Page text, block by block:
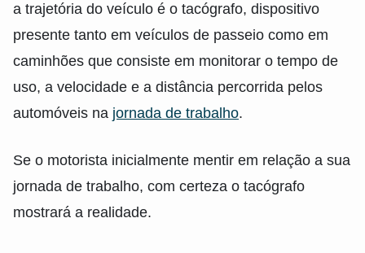
a trajetória do veículo é o tacógrafo, dispositivo
presente tanto em veículos de passeio como em
caminhões que consiste em monitorar o tempo de
uso, a velocidade e a distância percorrida pelos
automóveis na jornada de trabalho.
Se o motorista inicialmente mentir em relação a sua
jornada de trabalho, com certeza o tacógrafo
mostrará a realidade.